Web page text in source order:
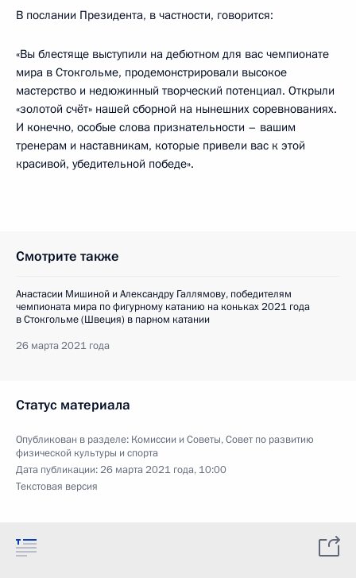
В послании Президента, в частности, говорится:
«Вы блестяще выступили на дебютном для вас чемпионате
мира в Стокгольме, продемонстрировали высокое
мастерство и недюжинный творческий потенциал. Открыли
«золотой счёт» нашей сборной на нынешних соревнованиях.
И конечно, особые слова признательности – вашим
тренерам и наставникам, которые привели вас к этой
красивой, убедительной победе».
Смотрите также
Анастасии Мишиной и Александру Галлямову, победителям
чемпионата мира по фигурному катанию на коньках 2021 года
в Стокгольме (Швеция) в парном катании
26 марта 2021 года
Статус материала
Опубликован в разделе: Комиссии и Советы,Совет по развитию
физической культуры и спорта
Дата публикации:26 марта 2021 года, 10:00
Текстовая версия